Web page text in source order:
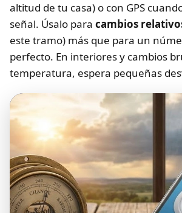
altitud de tu casa) o con GPS
señal. Úsalo para cambios
este tramo) más que para un
perfecto. En interiores y cambios
temperatura, espera pequeñas